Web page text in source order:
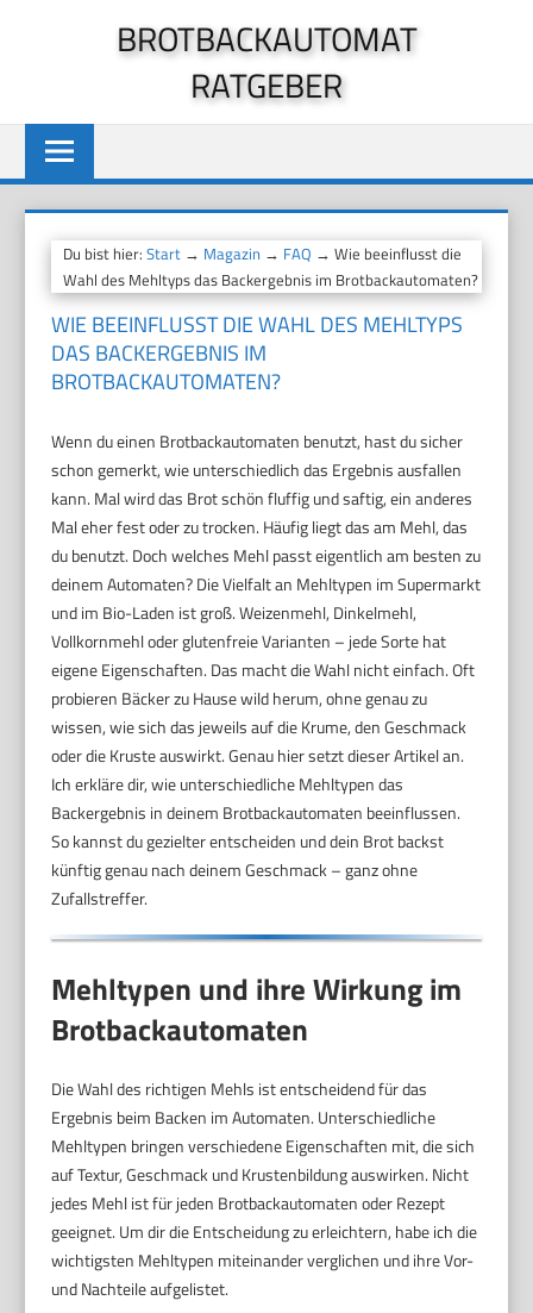
BROTBACKAUTOMAT
RATGEBER
Du bist hier:Start → Magazin → FAQ → Wie beeinflusst die
Wahl des Mehltyps das Backergebnis im Brotbackautomaten?
WIE BEEINFLUSST DIE WAHL DES MEHLTYPS
DAS BACKERGEBNIS IM
BROTBACKAUTOMATEN?
Wenn du einen Brotbackautomaten benutzt, hast du sicher
schon gemerkt, wie unterschiedlich das Ergebnis ausfallen
kann. Mal wird das Brot schön fluffig und saftig, ein anderes
Mal eher fest oder zu trocken. Häufig liegt das am Mehl, das
du benutzt. Doch welches Mehl passt eigentlich am besten zu
deinem Automaten? Die Vielfalt an Mehltypen im Supermarkt
und im Bio-Laden ist groß. Weizenmehl, Dinkelmehl,
Vollkornmehl oder glutenfreie Varianten – jede Sorte hat
eigene Eigenschaften. Das macht die Wahl nicht einfach. Oft
probieren Bäcker zu Hause wild herum, ohne genau zu
wissen, wie sich das jeweils auf die Krume, den Geschmack
oder die Kruste auswirkt. Genau hier setzt dieser Artikel an.
Ich erkläre dir, wie unterschiedliche Mehltypen das
Backergebnis in deinem Brotbackautomaten beeinflussen.
So kannst du gezielter entscheiden und dein Brot backst
künftig genau nach deinem Geschmack – ganz ohne
Zufallstreffer.
Mehltypen und ihre Wirkung im
Brotbackautomaten
Die Wahl des richtigen Mehls ist entscheidend für das
Ergebnis beim Backen im Automaten. Unterschiedliche
Mehltypen bringen verschiedene Eigenschaften mit, die sich
auf Textur, Geschmack und Krustenbildung auswirken. Nicht
jedes Mehl ist für jeden Brotbackautomaten oder Rezept
geeignet. Um dir die Entscheidung zu erleichtern, habe ich die
wichtigsten Mehltypen miteinander verglichen und ihre Vor-
und Nachteile aufgelistet.